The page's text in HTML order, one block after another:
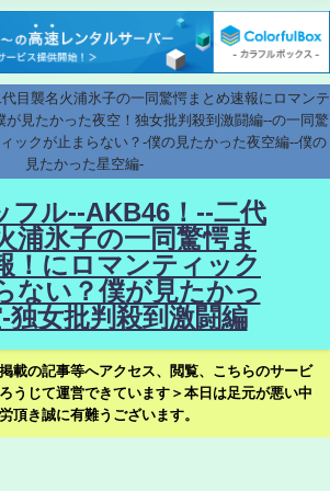
目襲名火浦氷子の一同驚愕まとめ速報にロマンテ
が見たかった夜空！独女批判殺到激闘編--の一同驚
ックが止まらない？-僕の見たかった夜空編--僕の
見たかった星空編-
フル--AKB46！--二代
浦氷子の一同驚愕ま
！にロマンティック
ない？僕が見たかっ
独女批判殺到激闘編
載の記事等へアクセス、閲覧、こちらのサービ
うじて運営できています＞本日は足元が悪い中
頂き誠に有難うございます。